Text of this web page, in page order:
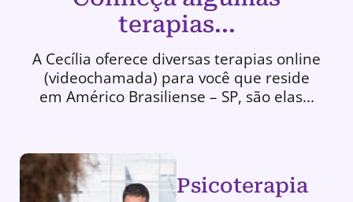
terapias...
A Cecília oferece diversas terapias online
(videochamada) para você que reside
em Américo Brasiliense – SP, são elas...
Psicoterapia